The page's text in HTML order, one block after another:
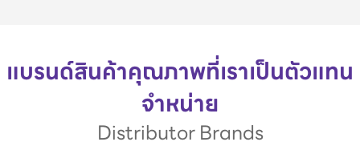
แบรนด์สินค้าคุณภาพที่เราเป็นตัวแทน
จำหน่าย
Distributor Brands